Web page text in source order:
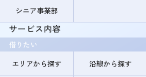
シニア事業部
サービス内容
借りたい
エリアから探す
沿線から探す